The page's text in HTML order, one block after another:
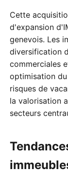
Cette
d'expansion
genevois. Les
diversification
commerciales
optimisation
risques de
la valorisation
secteurs